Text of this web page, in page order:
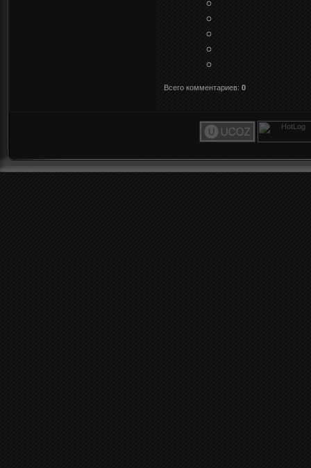
Всего комментариев: 0